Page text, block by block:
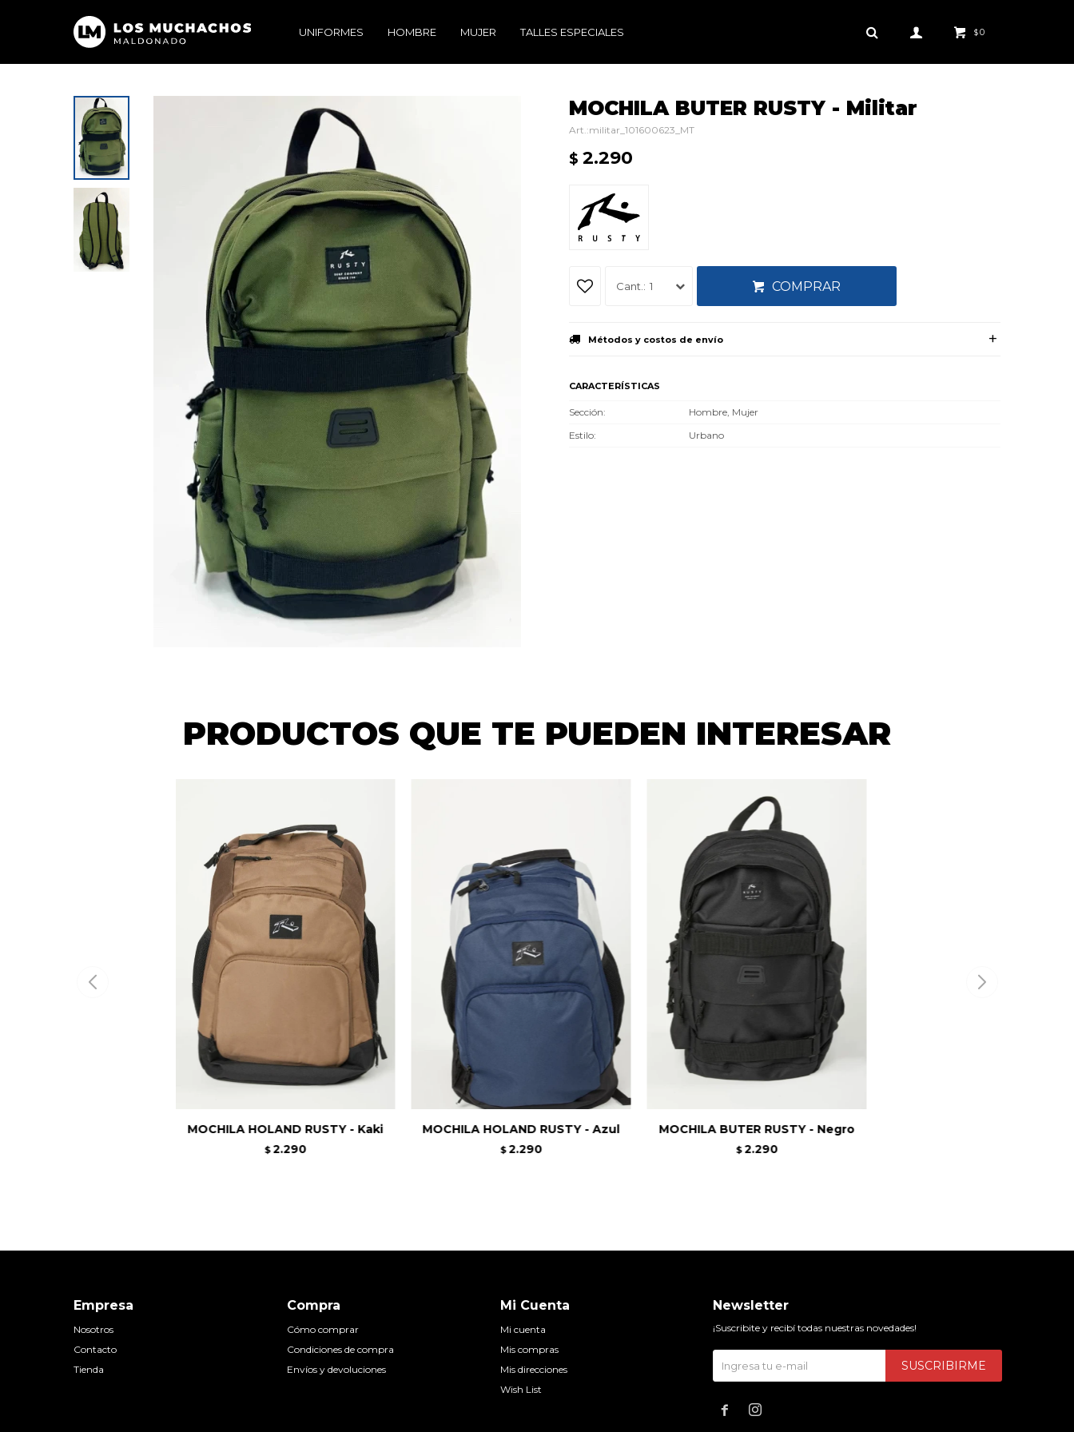
UNIFORMES HOMBRE MUJER TALLES ESPECIALES $0
MOCHILA BUTER RUSTY - Militar
militar_101600623_MT
$ 2.290
1 COMPRAR
Métodos y costos de envío
CARACTERÍSTICAS
Sección
Hombre, Mujer
Estilo
Urbano
PRODUCTOS QUE TE PUEDEN INTERESAR
MOCHILA HOLAND RUSTY - Kaki
$ 2.290
MOCHILA HOLAND RUSTY - Azul
$ 2.290
MOCHILA BUTER RUSTY - Negro
$ 2.290
Empresa
Nosotros
Contacto
Tienda
Compra
Cómo comprar
Condiciones de compra
Envíos y devoluciones
Mi Cuenta
Mi cuenta
Mis compras
Mis direcciones
Wish List
Newsletter
¡Suscribite y recibí todas nuestras novedades!
SUSCRIBIRME
 